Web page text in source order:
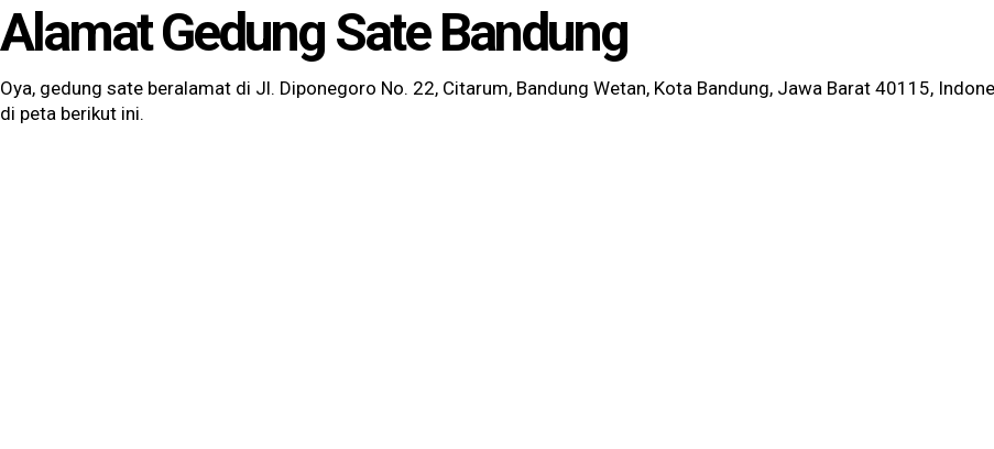
Alamat Gedung Sate Bandung
Oya, gedung sate beralamat di Jl. Diponegoro No. 22, Citarum, Bandung Wetan, Kota Bandung, Jawa Barat 40115,
di peta berikut ini.